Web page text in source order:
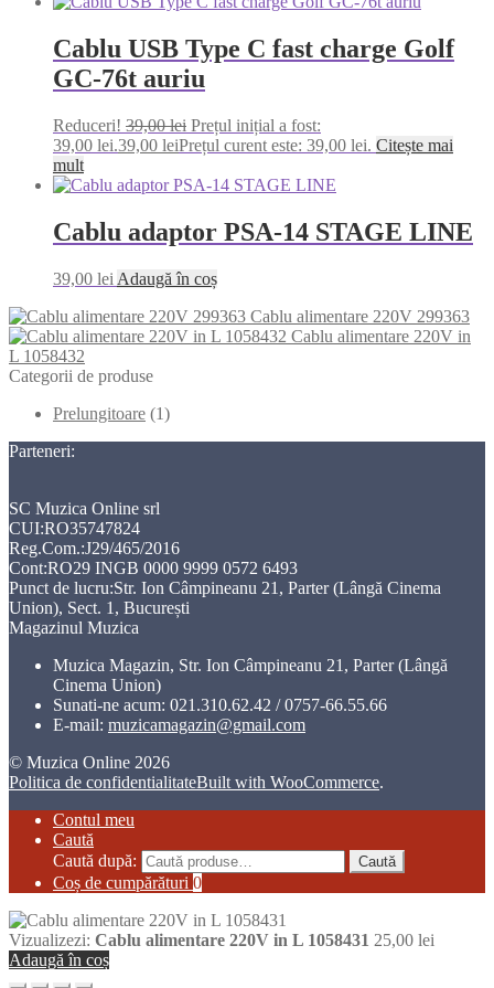
Cablu USB Type C fast charge Golf
GC-76t auriu
Reduceri! 39,00lei Prețul inițial a fost:
39,00 lei.39,00 leiPrețul curent este: 39,00 lei. Citește mai
mult
Cablu adaptor PSA-14 STAGE LINE
39,00 lei Adaugă în coș
Cablu alimentare 220V 299363
Cablu alimentare 220V in
L 1058432
Categorii de produse
Prelungitoare (1)
Parteneri:
SC Muzica Online srl
CUI:RO35747824
Reg.Com.:J29/465/2016
Cont:RO29 INGB 0000 9999 0572 6493
Punct de lucru:Str. Ion Câmpineanu 21, Parter (Lângă Cinema
Union), Sect. 1, București
Magazinul Muzica
Muzica Magazin, Str. Ion Câmpineanu 21, Parter (Lângă
Cinema Union)
Sunati-ne acum: 021.310.62.42 / 0757-66.55.66
E-mail: muzicamagazin@gmail.com
© Muzica Online 2026
Politica de confidentialitateBuilt with WooCommerce.
Contul meu
Caută
Caută după:
Caută
Coș de cumpărături 0
Vizualizezi: Cablu alimentare 220V in L 1058431 25,00 lei
Adaugă în coș